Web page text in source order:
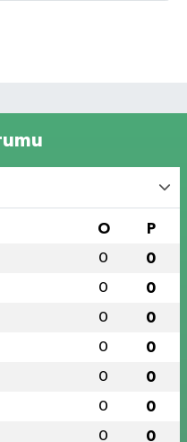
O P
0 0
0 0
0 0
0 0
0 0
0 0
0 0